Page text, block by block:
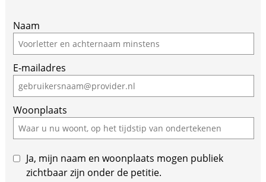
If
you
are
a
human,
ignore
this
field
Naam
E-mailadres
Woonplaats
Ja, mijn naam en woonplaats mogen publiek
zichtbaar zijn onder de petitie.